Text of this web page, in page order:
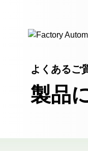
よくあるご
製品